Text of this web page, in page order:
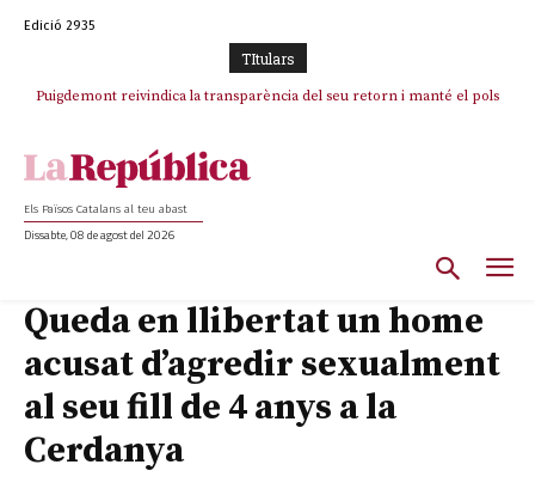
Edició 2935
TItulars
Puigdemont reivindica la transparència del seu retorn i manté el pols
Els Països Catalans al teu abast
Dissabte, 08 de agost del 2026
Queda en llibertat un home
acusat d’agredir sexualment
al seu fill de 4 anys a la
Cerdanya